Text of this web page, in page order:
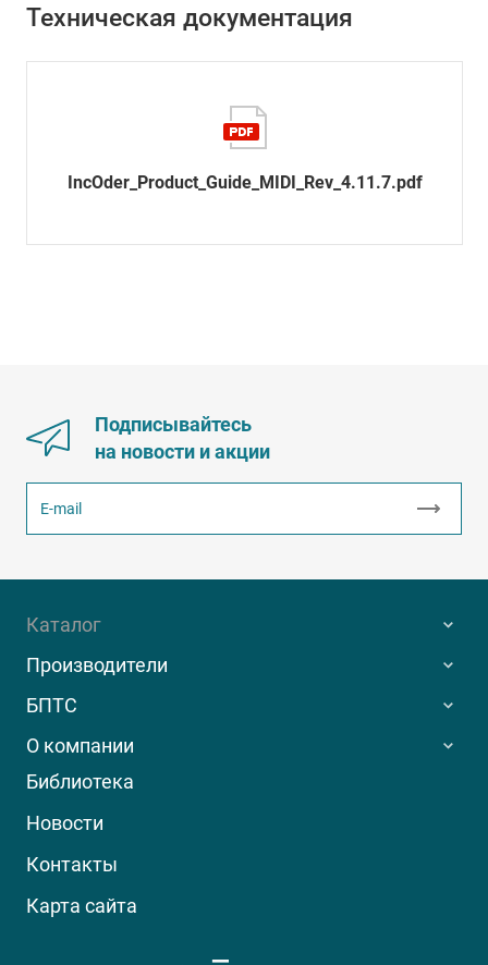
Техническая документация
IncOder_Product_Guide_MIDI_Rev_4.11.7.pdf
Подписывайтесь
на новости и акции
Каталог
Производители
БПТС
О компании
Библиотека
Новости
Контакты
Карта сайта